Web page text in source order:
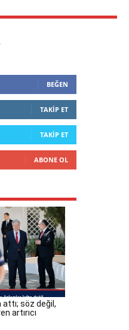
BEĞEN
TAKIP ET
TAKIP ET
ABONE OL
attı; söz değil,
artırıcı